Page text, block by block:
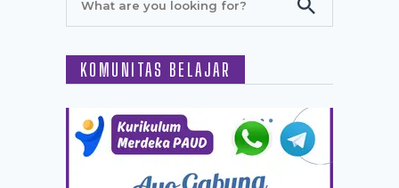
KOMUNITAS BELAJAR